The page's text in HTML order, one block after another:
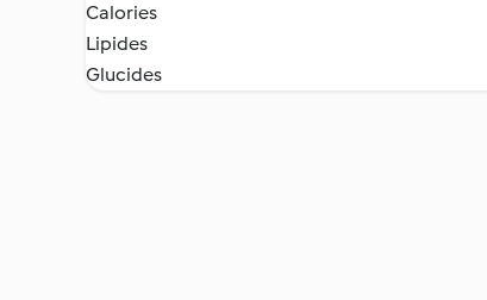
Calories
Lipides
Glucides